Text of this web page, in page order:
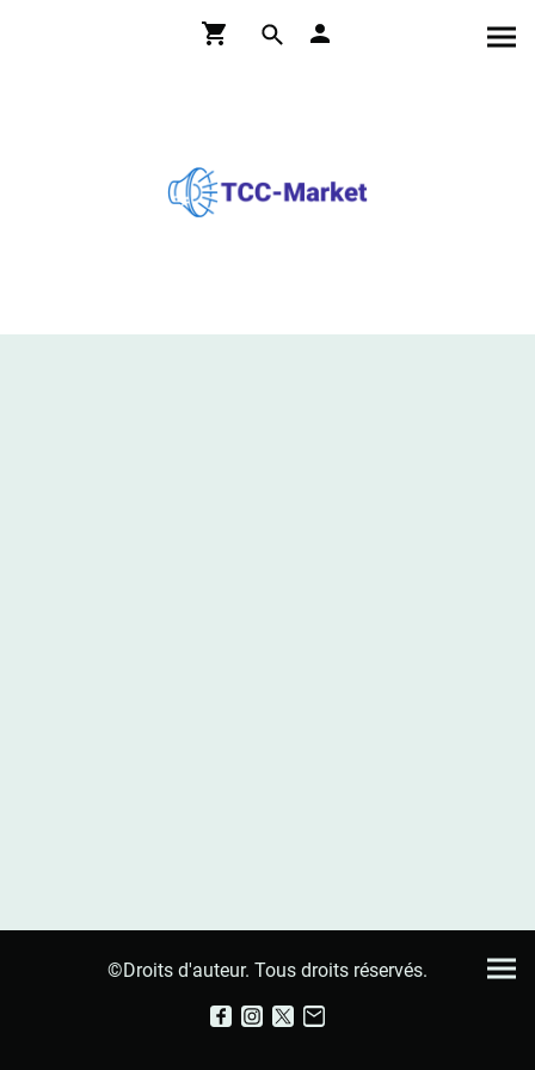
©Droits d'auteur. Tous droits réservés.